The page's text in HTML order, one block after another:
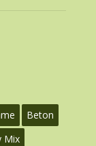
Beton
Mix